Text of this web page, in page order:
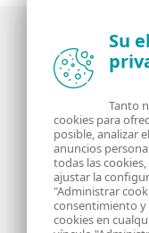
Noticias, opiniones y
seguridad de ESET
Acerca de
Contáctanos
Información
Su
Tanto
cookies para
posible, analizar
anuncios
todas las
ajustar la
"Administrar
consentimiento y
cookies en